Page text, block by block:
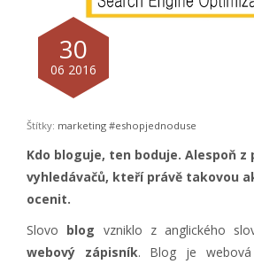
30
06 2016
Štítky: marketing #eshopjednoduse
Kdo bloguje, ten boduje. Alespoň z
vyhledávačů, kteří právě takovou
ocenit.
Slovo blog vzniklo z anglického
webový zápisník. Blog je webová